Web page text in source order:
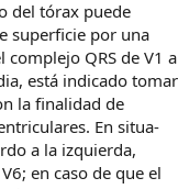
del tórax puede
superficie por una
QRS de V1 a
está indicado tomar
la finalidad de
En situa-
a la izquierda,
en caso de que el